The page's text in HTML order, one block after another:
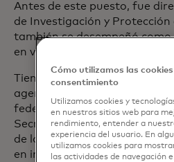
Antes de este puesto, fue
de Investigación y Protección
también se desempeñó
en varias áreas de Bank of
Tiene una amplia experiencia
agencias de aplicación de la
federales como agente
Secreto de los EE. UU. y
de los EE. UU. Con el
en investigaciones de
Cómo utilizamos las cookies
consentimiento
Utilizamos cookies y
en nuestros sitios web para
rendimiento, entender a
experiencia del usuario. En
utilizamos cookies para
las actividades de navegación